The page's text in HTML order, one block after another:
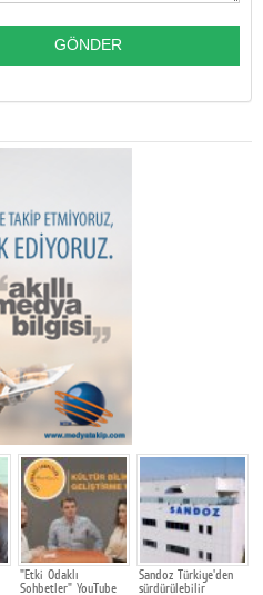
"Etki Odaklı
Sohbetler" YouTube
Sandoz Türkiye'den
sürdürülebilir